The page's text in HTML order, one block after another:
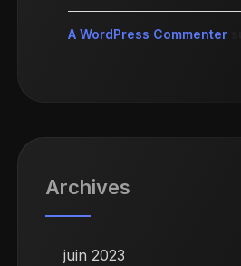
A WordPress Commenter
Archives
juin 2023